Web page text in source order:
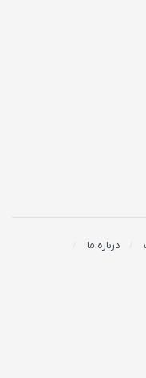
درباره ما